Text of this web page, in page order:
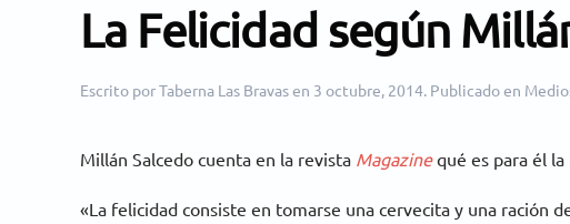
La Felicidad según
Escrito porTaberna Las Bravasen 3 octubre, 2014. Publicado en
Millán Salcedo cuenta en la revista Magazinequé es para él
«La felicidad consiste en tomarse una cervecita y una ración